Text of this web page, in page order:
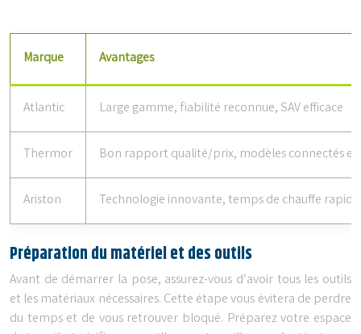
Marque Avantages
Atlantic Large gamme, fiabilité reconnue, SAV efficace
Thermor Bon rapport qualité/prix, modèles connectés
Ariston Technologie innovante, temps de chauffe
Préparation du matériel et des outils
Avant de démarrer la pose, assurez-vous d’avoir tous les outils
et les matériaux nécessaires. Cette étape vous évitera de perdre
du temps et de vous retrouver bloqué. Préparez votre espace